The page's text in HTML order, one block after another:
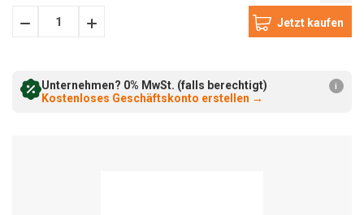
Menge Menge
Unternehmen? 0% MwSt. (falls berechtigt)
Kostenloses Geschäftskonto erstellen →
i